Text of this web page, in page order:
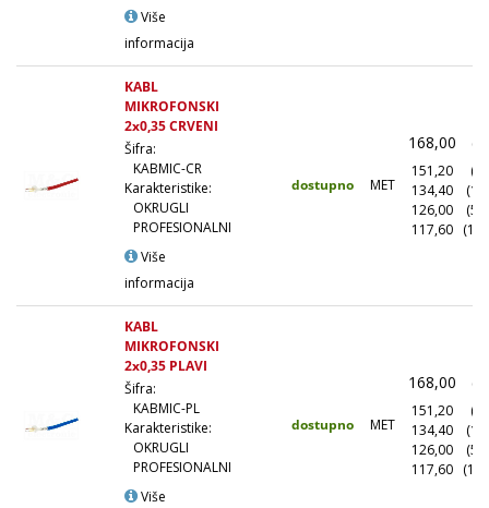
Više
informacija
KABL
MIKROFONSKI
2x0,35 CRVENI
Šifra:
KABMIC-CR
Karakteristike:
OKRUGLI
PROFESIONALNI
Više
informacija
dostupno MET
168,00
151,20
134,40
126,00
117,60
KABL
MIKROFONSKI
2x0,35 PLAVI
Šifra:
KABMIC-PL
Karakteristike:
OKRUGLI
PROFESIONALNI
Više
dostupno MET
168,00
151,20
134,40
126,00
117,60